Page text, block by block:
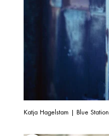
Katja Hagelstam | Blue Station